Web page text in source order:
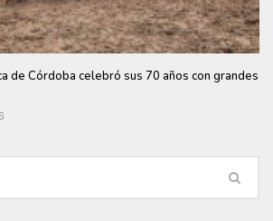
de Córdoba celebró sus 70 años con grandes